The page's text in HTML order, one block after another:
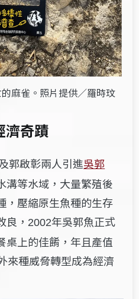
麻雀。照片提供／羅時玟
濟奇蹟
郭啟彰兩人引進吳郭
溝等水域，大量繁殖後
，壓縮原生魚種的生存
良， 2002年吳郭魚正式
桌上的佳餚，年且產值
來種威脅轉型成為經濟